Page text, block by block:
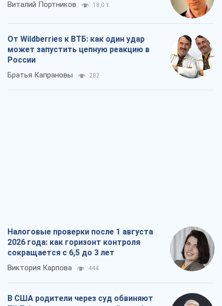
Виталий Портников 18,0 т.
От Wildberries к ВТБ: как один удар
может запустить цепную реакцию в
России
Братья Капрановы 282
Налоговые проверки после 1 августа
2026 года: как горизонт контроля
сокращается с 6,5 до 3 лет
Виктория Карпова 444
В США родители через суд обвиняют